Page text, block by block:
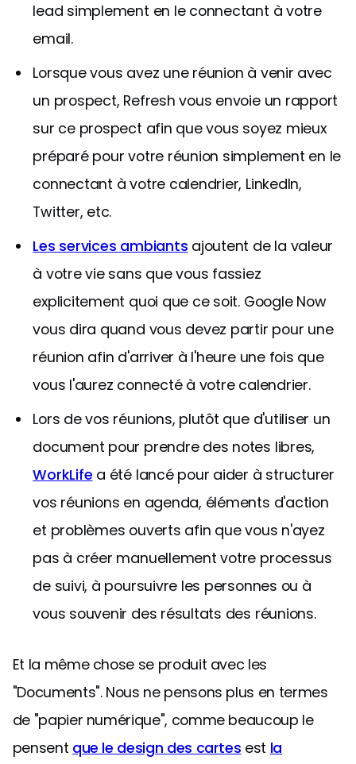
lead simplement en le connectant à votre
email.
Lorsque vous avez une réunion à venir avec
un prospect, Refresh vous envoie un rapport
sur ce prospect afin que vous soyez mieux
préparé pour votre réunion simplement en le
connectant à votre calendrier, LinkedIn,
Twitter, etc.
Les services ambiants ajoutent de la valeur
à votre vie sans que vous fassiez
explicitement quoi que ce soit. Google Now
vous dira quand vous devez partir pour une
réunion afin d'arriver à l'heure une fois que
vous l'aurez connecté à votre calendrier.
Lors de vos réunions, plutôt que d'utiliser un
document pour prendre des notes libres,
WorkLife a été lancé pour aider à structurer
vos réunions en agenda, éléments d'action
et problèmes ouverts afin que vous n'ayez
pas à créer manuellement votre processus
de suivi, à poursuivre les personnes ou à
vous souvenir des résultats des réunions.
Et la même chose se produit avec les
"Documents". Nous ne pensons plus en termes
de "papier numérique", comme beaucoup le
pensent que le design des cartes est la